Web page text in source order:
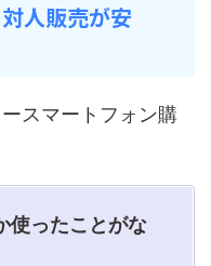
人販売が安
スマートフォン購
使ったことがな